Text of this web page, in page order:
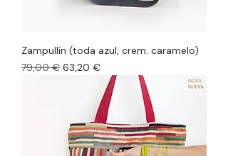
Zampullín (toda azul, crem. caramelo)
Precio
79,00 € Precio de oferta
63,20 €